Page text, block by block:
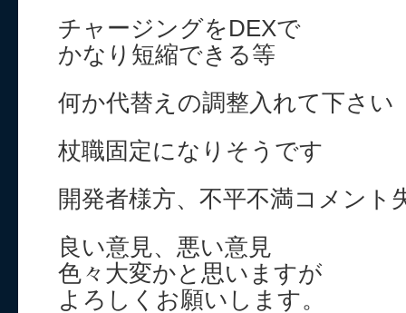
チャージングをDEXで
かなり短縮できる等
何か代替えの調整入れて下さい
杖職固定になりそうです
開発者様方、不平不満コメント
良い意見、悪い意見
色々大変かと思いますが
よろしくお願いします。